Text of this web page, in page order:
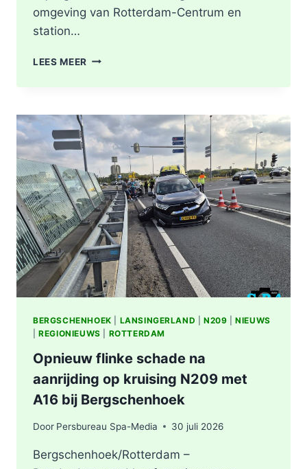
omgeving van Rotterdam-Centrum en
station…
LEES MEER STROOMSTORING
BERGSCHENHOEK LANSINGERLAND |N209 |NIEUWS
|REGIONIEUWS ROTTERDAM
Opnieuw flinke schade na
aanrijding op kruising N209 met
A16 bij Bergschenhoek
Door Persbureau Spa-Media 30 juli 2026
Bergschenhoek/Rotterdam –